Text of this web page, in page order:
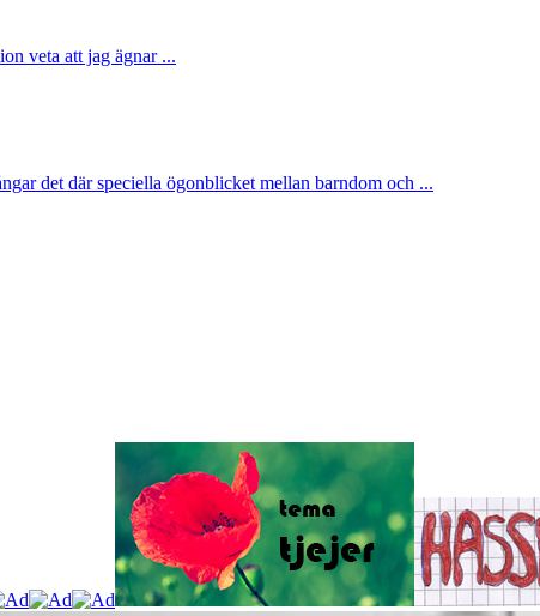
veta att jag ägnar ...
det där speciella ögonblicket mellan barndom och ...